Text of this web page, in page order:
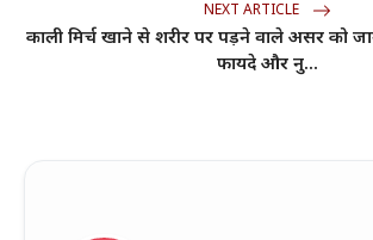
NEXT ARTICLE
काली मिर्च खाने से शरीर पर पड़ने वाले असर को
फायदे और नु...